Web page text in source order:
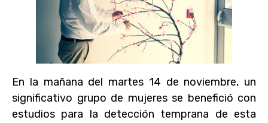
En la mañana del martes 14 de noviembre, un
significativo grupo de mujeres se benefició con
estudios para la detección temprana de esta